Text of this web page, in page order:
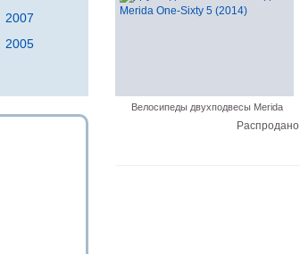
2007
2005
Велосипеды двухподвесы Merida
Распродано